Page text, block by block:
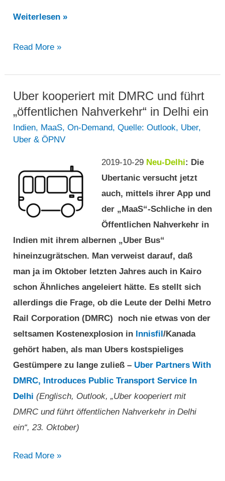
Als
Transportrevolution
Welt
traf
Weiterlesen »
Als
Transportrevolution
die
reale
Welt
traf
Read More »
Uber kooperiert mit DMRC und führt
„öffentlichen Nahverkehr“ in Delhi ein
Indien, MaaS,On-Demand,Quelle: Outlook, Uber,
Uber & ÖPNV
2019-10-29 Neu-Delhi: Die
Ubertanic versucht jetzt
auch, mittels ihrer App und
der „MaaS“-Schliche in den
Öffentlichen Nahverkehr in
Indien mit ihrem albernen „Uber Bus“
hineinzugrätschen. Man verweist darauf, daß
man ja im Oktober letzten Jahres auch in Kairo
schon Ähnliches angeleiert hätte. Es stellt sich
allerdings die Frage, ob die Leute der Delhi Metro
Rail Corporation (DMRC) noch nie etwas von der
seltsamen Kostenexplosion in Innisfil/Kanada
gehört haben, als man Ubers kostspieliges
Gestümpere zu lange zuließ – Uber Partners With
DMRC, Introduces Public Transport Service In
Delhi (Englisch, Outlook, „Uber kooperiert mit
DMRC und führt öffentlichen Nahverkehr in Delhi
ein“, 23. Oktober)
Uber
Read More »